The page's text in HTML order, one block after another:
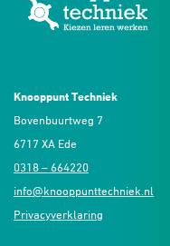
Knooppunt Techniek
Bovenbuurtweg 7
6717 XA Ede
0318 – 664220
info@knooppunttechniek.nl
Privacyverklaring